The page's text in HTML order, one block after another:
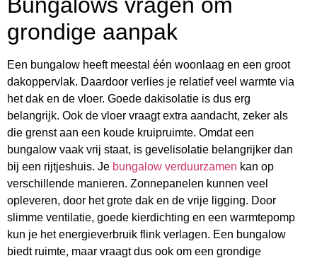
grondige aanpak
Een bungalow heeft meestal één woonlaag en een groot
dakoppervlak. Daardoor verlies je relatief veel warmte via
het dak en de vloer. Goede dakisolatie is dus erg
belangrijk. Ook de vloer vraagt extra aandacht, zeker als
die grenst aan een koude kruipruimte. Omdat een
bungalow vaak vrij staat, is gevelisolatie belangrijker dan
bij een rijtjeshuis. Je bungalow verduurzamen kan op
verschillende manieren. Zonnepanelen kunnen veel
opleveren, door het grote dak en de vrije ligging. Door
slimme ventilatie, goede kierdichting en een warmtepomp
kun je het energieverbruik flink verlagen. Een bungalow
biedt ruimte, maar vraagt dus ook om een grondige